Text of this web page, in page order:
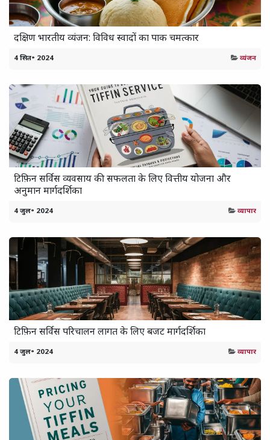
दक्षिण भारतीय व्यंजन: विविध स्वादों का पाक चमत्कार
4 सित॰ 2024 व्यंजन
टिफ़िन सर्विस व्यवसाय की सफलता के लिए वित्तीय योजना और
अनुमान मार्गदर्शिका
4 जुल॰ 2024 व्यापार
टिफ़िन सर्विस परिचालन लागत के लिए बजट मार्गदर्शिका
4 जुल॰ 2024 व्यापार